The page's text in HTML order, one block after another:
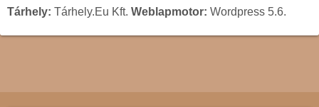
Tárhely: Tárhely.Eu Kft. Weblapmotor: Wordpress 5.6.